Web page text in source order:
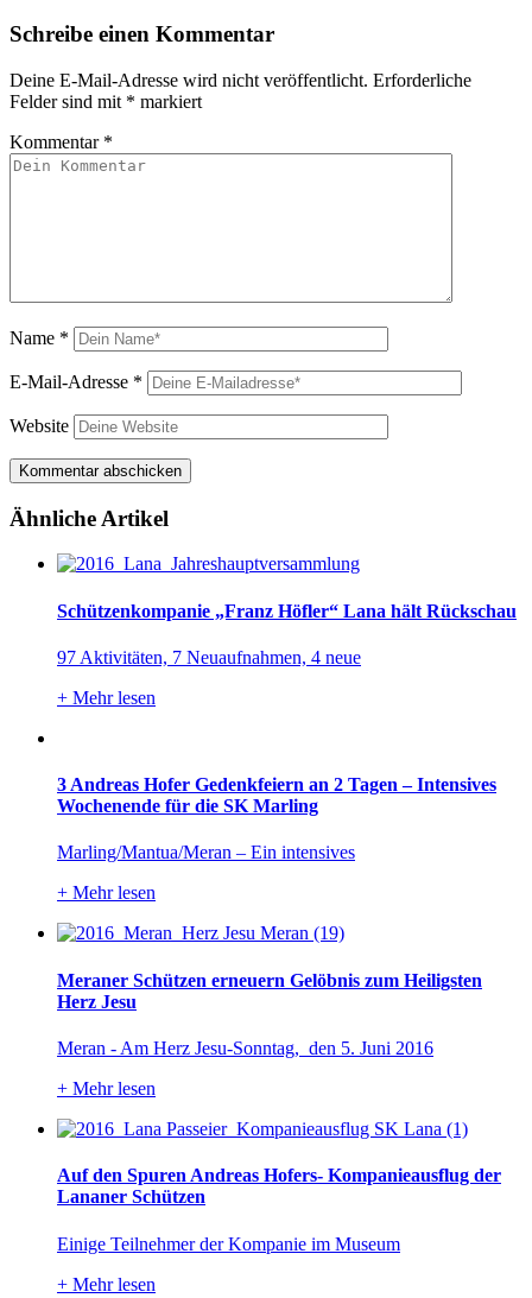
Schreibe einen Kommentar
Deine E-Mail-Adresse wird nicht veröffentlicht. Erforderliche
Felder sind mit * markiert
Kommentar *
Name *
E-Mail-Adresse *
Website
Ähnliche Artikel
Schützenkompanie „Franz Höfler“ Lana hält Rückschau
97 Aktivitäten, 7 Neuaufnahmen, 4 neue
+ Mehr lesen
3 Andreas Hofer Gedenkfeiern an 2 Tagen – Intensives
Wochenende für die SK Marling
Marling/Mantua/Meran – Ein intensives
+ Mehr lesen
Meraner Schützen erneuern Gelöbnis zum Heiligsten
Herz Jesu
Meran - Am Herz Jesu-Sonntag, den 5. Juni 2016
+ Mehr lesen
Auf den Spuren Andreas Hofers- Kompanieausflug der
Lananer Schützen
Einige Teilnehmer der Kompanie im Museum
+ Mehr lesen